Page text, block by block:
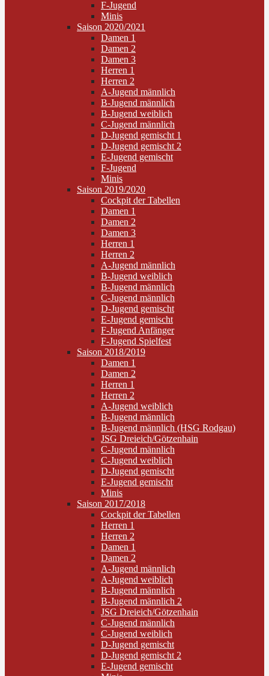
F-Jugend
Minis
Saison 2020/2021
Damen 1
Damen 2
Damen 3
Herren 1
Herren 2
A-Jugend männlich
B-Jugend männlich
B-Jugend weiblich
C-Jugend männlich
D-Jugend gemischt 1
D-Jugend gemischt 2
E-Jugend gemischt
F-Jugend
Minis
Saison 2019/2020
Cockpit der Tabellen
Damen 1
Damen 2
Damen 3
Herren 1
Herren 2
A-Jugend männlich
B-Jugend weiblich
B-Jugend männlich
C-Jugend männlich
D-Jugend gemischt
E-Jugend gemischt
F-Jugend Anfänger
F-Jugend Spielfest
Saison 2018/2019
Damen 1
Damen 2
Herren 1
Herren 2
A-Jugend weiblich
B-Jugend männlich
B-Jugend männlich (HSG Rodgau)
JSG Dreieich/Götzenhain
C-Jugend männlich
C-Jugend weiblich
D-Jugend gemischt
E-Jugend gemischt
Minis
Saison 2017/2018
Cockpit der Tabellen
Herren 1
Herren 2
Damen 1
Damen 2
A-Jugend männlich
A-Jugend weiblich
B-Jugend männlich
B-Jugend männlich 2
JSG Dreieich/Götzenhain
C-Jugend männlich
C-Jugend weiblich
D-Jugend gemischt
D-Jugend gemischt 2
E-Jugend gemischt